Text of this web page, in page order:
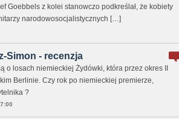
Goebbels z kolei stanowczo podkreślał, że kobiety
narodowosocjalistycznych […]
Simon - recenzja
o losach niemieckiej Żydówki, która przez okres II
Berlinie. Czy rok po niemieckiej premierze,
?